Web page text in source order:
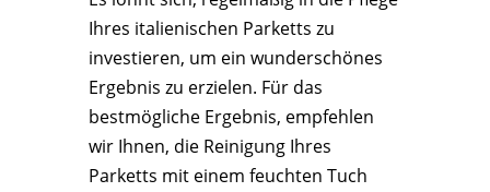
Ihres italienischen Parketts zu
investieren, um ein wunderschönes
Ergebnis zu erzielen. Für das
bestmögliche Ergebnis, empfehlen
wir Ihnen, die Reinigung Ihres
Parketts mit einem feuchten Tuch